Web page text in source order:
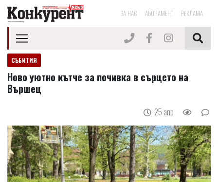
ЗА НАС АБОНАМЕНТ РЕКЛАМА
СЪБИТИЯ
Ново уютно кътче за почивка в сърцето на
Вършец
25 апр